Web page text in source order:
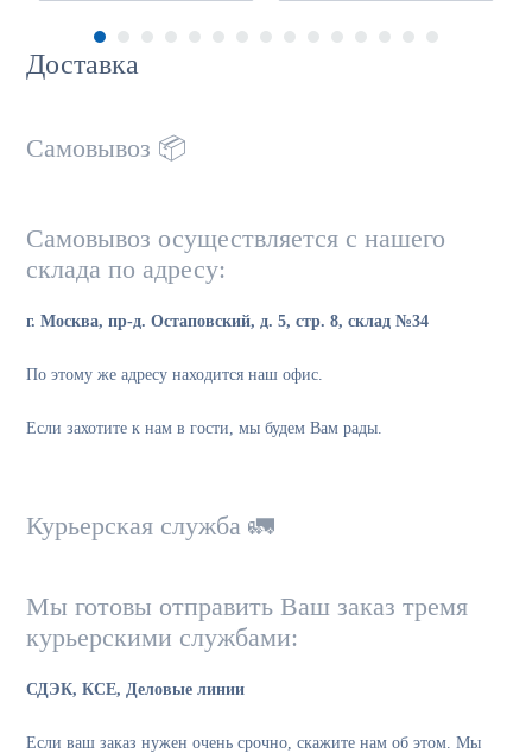
Доставка
Самовывоз 📦
Самовывоз осуществляется с нашего
склада по адресу:
г. Москва, пр-д. Остаповский, д. 5, стр. 8, склад №34
По этому же адресу находится наш офис.
Если захотите к нам в гости, мы будем Вам рады.
Курьерская служба 🚛
Мы готовы отправить Ваш заказ тремя
курьерскими службами:
СДЭК, КСЕ, Деловые линии
Если ваш заказ нужен очень срочно, скажите нам об этом. Мы